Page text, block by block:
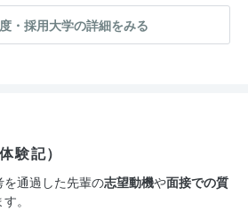
の存在や当社の製品が、社会の支えにな
・採用大学の詳細をみる
験記）
通過した先輩の志望動機や面接での質
。